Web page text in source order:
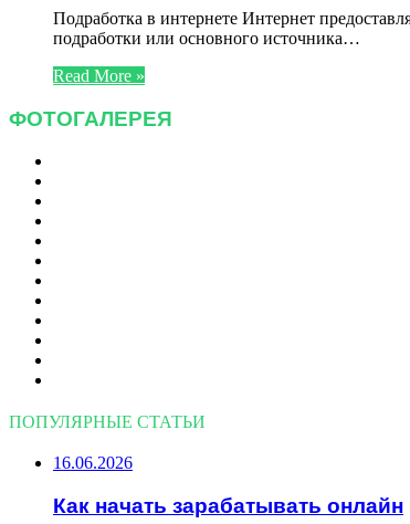
Подработка в интернете Интернет
подработки или основного источника…
Read More »
ФОТОГАЛЕРЕЯ
ПОПУЛЯРНЫЕ СТАТЬИ
16.06.2026
Как начать зарабатывать онлайн